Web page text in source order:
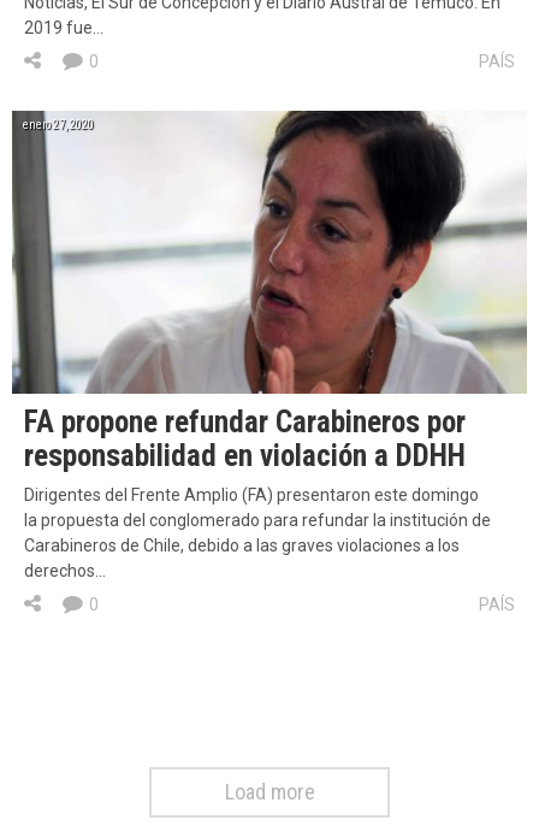
2019 fue…
PAÍS
0
enero 27, 2020
FA propone refundar Carabineros por
responsabilidad en violación a DDHH
Dirigentes del Frente Amplio (FA) presentaron este domingo
la propuesta del conglomerado para refundar la institución de
Carabineros de Chile, debido a las graves violaciones a los
derechos…
PAÍS
0
Load more